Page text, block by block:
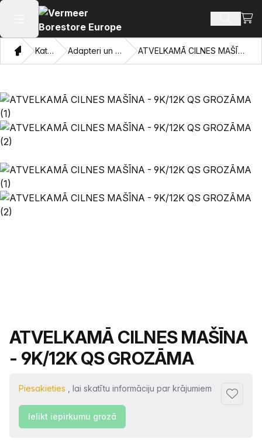
Atvērt galveno izvēlni Meklēt
MājasKatalogu Adapteri un velkamās acis ATVELKAMĀ CILNES MAŠĪNA - 9K/12K QS GROZĀMA
Produkta nosaukums
ATVELKAMĀ CILNES MAŠĪNA
- 9K/12K QS GROZĀMA
Piesakieties , lai skatītu informāciju par krājumiem
Ielikt iepirkumu grozā